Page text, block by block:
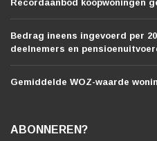
Recordaanbod koopwoningen
Bedrag ineens ingevoerd per
deelnemers en
Gemiddelde WOZ-waarde
ABONNEREN?